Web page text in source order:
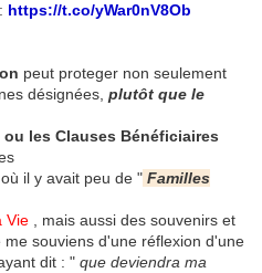
: https://t.co/yWar0nV8Ob
peut proteger non seulement
désignées, plutôt que le
ou les Clauses Bénéficiaires
il y avait peu de " Familles
Vie , mais aussi des souvenirs et
souviens d'une réflexion d'une
dit : " que deviendra ma